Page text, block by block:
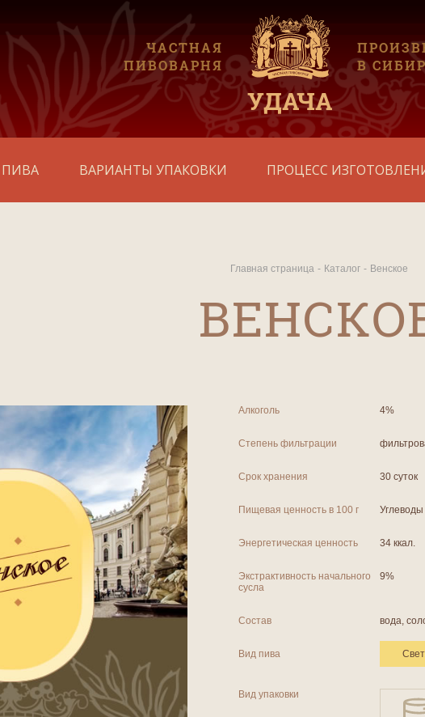
ЧАСТНАЯ
ПИВОВАРНЯ
УДАЧА
В
ПИВА ВАРИАНТЫ УПАКОВКИ ПРОЦЕСС
Главная страница Каталог Венское
Алкоголь 4%
Степень фильтрации
Срок хранения 30 суток
Пищевая ценность в 100 г Углеводы
Энергетическая ценность 34 ккал.
Экстрактивность начального
сусла
9%
Состав вода,
Вид пива
Вид упаковки